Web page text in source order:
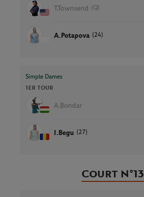
T.Townsend (Q)
A.Potapova (24)
Simple Dames
1ER TOUR
A.Bondar
I.Begu (27)
Court N°13